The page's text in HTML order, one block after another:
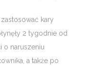
kary
2 tygodnie od
o naruszeniu
a także po